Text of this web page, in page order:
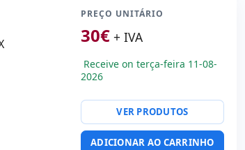
PREÇO UNITÁRIO
30€ + IVA
Receive on terça-feira 11-08-
2026
VER PRODUTOS
ADICIONAR AO CARRINHO